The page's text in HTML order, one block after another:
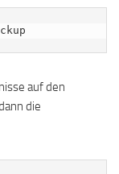
auf den
die